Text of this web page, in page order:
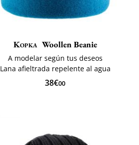
Kopka Woollen Beanie
A modelar según tus deseos
Lana afieltrada repelente al agua
38€00